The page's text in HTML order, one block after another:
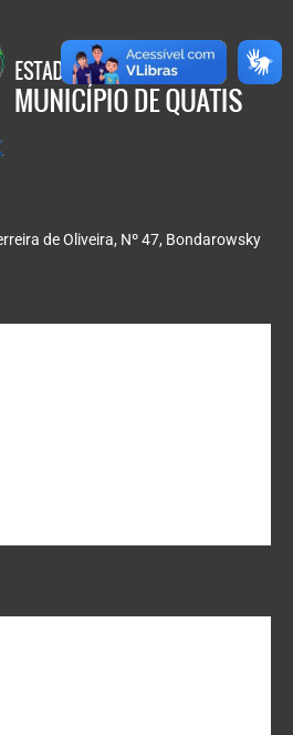
de Oliveira, Nº 47, Bondarowsky